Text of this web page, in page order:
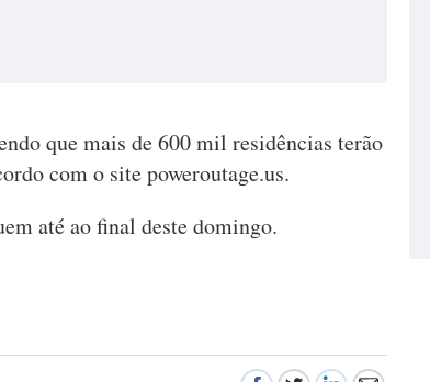
que mais de 600 mil residências terão
com o site poweroutage.us.
até ao final deste domingo.